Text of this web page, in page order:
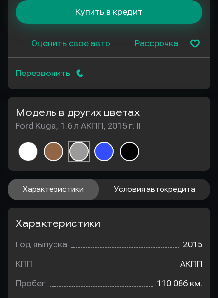
Купить в кредит
Оценить свое авто Рассрочка
Перезвонить
Модель в других цветах
Ford Kuga, 1.6 л АКПП, 2015 г. II
Характеристики Условия автокредита
Характеристики
Год выпуска 2015
КПП АКПП
Пробег 110 086 км.